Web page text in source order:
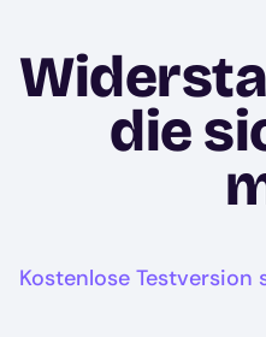
die
Kostenlose Testversion